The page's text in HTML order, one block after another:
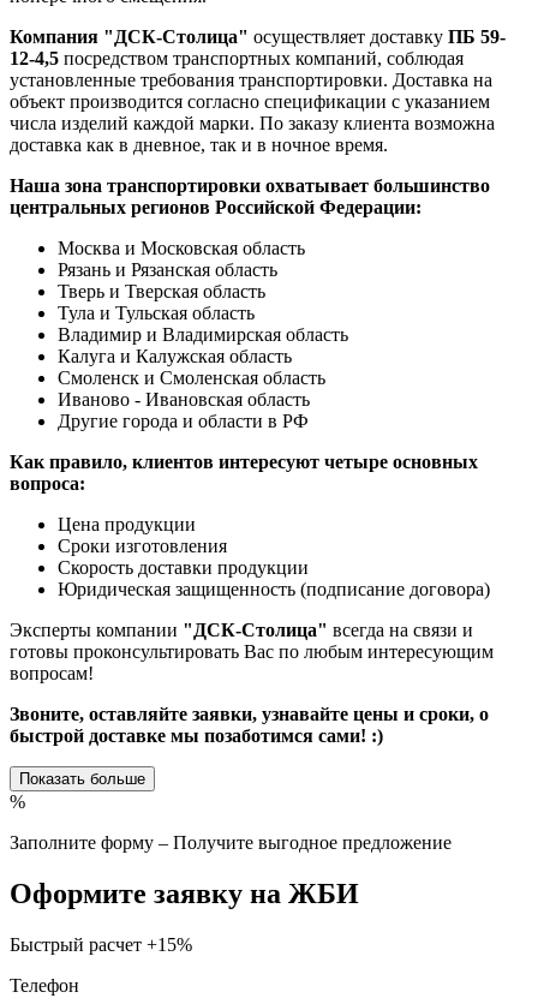
Компания "ДСК-Столица" осуществляет доставку ПБ 59-
12-4,5 посредством транспортных компаний, соблюдая
установленные требования транспортировки. Доставка на
объект производится согласно спецификации с указанием
числа изделий каждой марки. По заказу клиента возможна
доставка как в дневное, так и в ночное время.
Наша зона транспортировки охватывает большинство
центральных регионов Российской Федерации:
Москва и Московская область
Рязань и Рязанская область
Тверь и Тверская область
Тула и Тульская область
Владимир и Владимирская область
Калуга и Калужская область
Смоленск и Смоленская область
Иваново - Ивановская область
Другие города и области в РФ
Как правило, клиентов интересуют четыре основных
вопроса:
Цена продукции
Сроки изготовления
Скорость доставки продукции
Юридическая защищенность (подписание договора)
Эксперты компании "ДСК-Столица" всегда на связи и
готовы проконсультировать Вас по любым интересующим
вопросам!
Звоните, оставляйте заявки, узнавайте цены и сроки, о
быстрой доставке мы позаботимся сами! :)
Показать больше
%
Заполните форму – Получите выгодное предложение
Оформите заявку на ЖБИ
Быстрый расчет +15%
Телефон